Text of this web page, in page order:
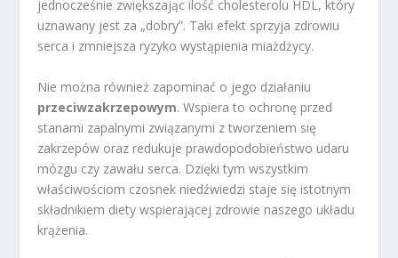
jednocześnie zwiększając ilość cholesterolu HDL, który
uznawany jest za „dobry”. Taki efekt sprzyja zdrowiu
serca i zmniejsza ryzyko wystąpienia miażdżycy.
Nie można również zapominać o jego działaniu
przeciwzakrzepowym. Wspiera to ochronę przed
stanami zapalnymi związanymi z tworzeniem się
zakrzepów oraz redukuje prawdopodobieństwo udaru
mózgu czy zawału serca. Dzięki tym wszystkim
właściwościom czosnek niedźwiedzi staje się istotnym
składnikiem diety wspierającej zdrowie naszego układu
krążenia.